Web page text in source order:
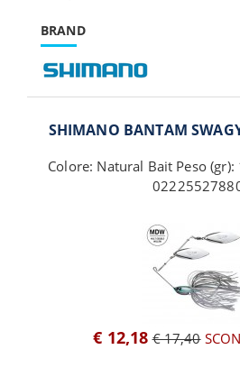
BRAND
SHIMANO BANTAM
Colore: Natural Bait Peso
€ 12,18 € 17,40